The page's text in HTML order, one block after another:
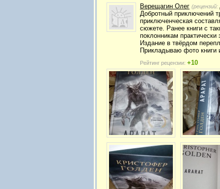
Верещагин Олег (рецензий:
Добротный приключений
приключенческая
сюжете. Ранее книги с
поклонникам практически
Издание в твёрдом
Прикладываю фото
Рейтинг рецензии: +10